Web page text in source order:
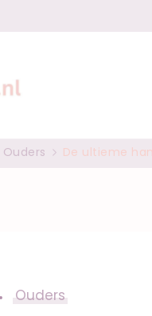
Spel,
Ouders De ultieme
Ouders